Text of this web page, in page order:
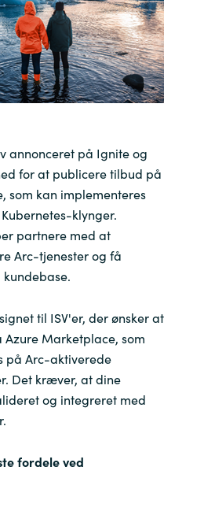
Denmark
Estonia
France
Germany
Hungary
Iceland
India
Indonesia
of Saudi Arabia
Latvia
annonceret på Ignite og
for at publicere tilbud på
som kan implementeres
klynger.
partnere med at
Arc-tjenester og få
til ISV'er, der ønsker at
Marketplace, som
på Arc-aktiverede
Det kræver, at dine
og integreret med
fordele ved